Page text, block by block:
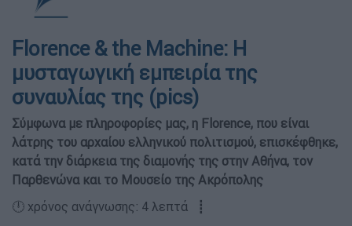
Florence & the Machine: Η
μυσταγωγική εμπειρία της
συναυλίας της (pics)
Σύμφωνα με πληροφορίες μας, η Florence, που είναι
λάτρης του αρχαίου ελληνικού πολιτισμού, επισκέφθηκε,
κατά την διάρκεια της διαμονής της στην Αθήνα, τον
Παρθενώνα και το Μουσείο της Ακρόπολης
🕛 χρόνος ανάγνωσης: 4 λεπτά ┋